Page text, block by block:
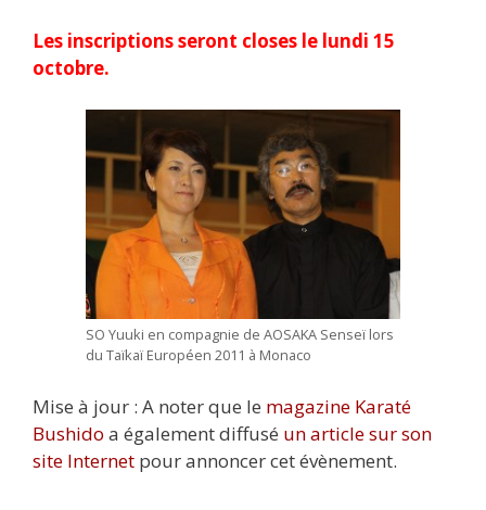
Les inscriptions seront closes le lundi 15
octobre.
SO Yuuki en compagnie de AOSAKA Senseï lors
du Taïkaï Européen 2011 à Monaco
Mise à jour : A noter que le magazine Karaté
Bushido a également diffusé un article sur son
site Internet pour annoncer cet évènement.